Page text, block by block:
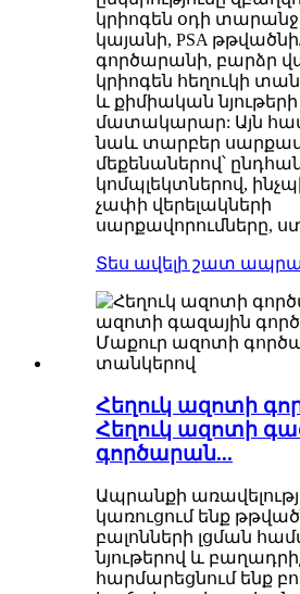
կրիոգեն օդի
կայանի, PSA
գործարանի, բարձր
կրիոգեն հեղուկի
և քիմիական
մատակարար: Այն
նաև տարբեր
մեքենաներով՝
կոմպլեկտներով,
չափի վերելակների
սարքավորումները,
Տես ավելի շատ
Հեղուկ ազոտի
Հեղուկ ազոտի
գործարան...
Ապրանքի
կառուցում ենք
բալոնների լցման
նյութերով և
հարմարեցնում ենք